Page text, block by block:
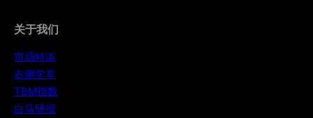
关于我们
市场特浓
右侧学堂
TBM指数
白马研报